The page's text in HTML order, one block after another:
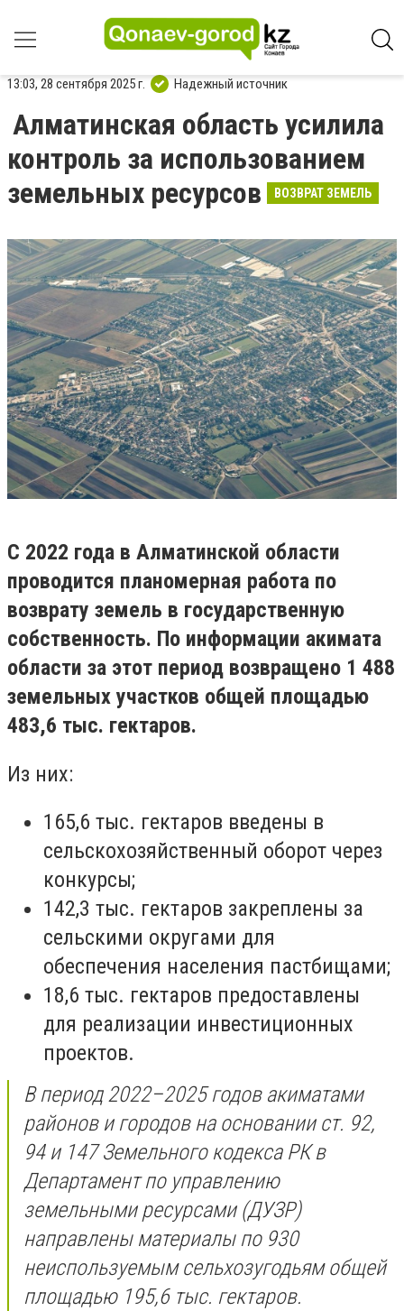
13:03, 28 сентября 2025 г. Надежный источник
Алматинская область усилила
контроль за использованием
земельных ресурсов
ВОЗВРАТ ЗЕМЕЛЬ
С 2022 года в Алматинской области
проводится планомерная работа по
возврату земель в государственную
собственность. По информации акимата
области за этот период возвращено 1 488
земельных участков общей площадью
483,6 тыс. гектаров.
Из них:
165,6 тыс. гектаров введены в
сельскохозяйственный оборот через
конкурсы;
142,3 тыс. гектаров закреплены за
сельскими округами для
обеспечения населения пастбищами;
18,6 тыс. гектаров предоставлены
для реализации инвестиционных
проектов.
В период 2022–2025 годов акиматами
районов и городов на основании ст. 92,
94 и 147 Земельного кодекса РК в
Департамент по управлению
земельными ресурсами (ДУЗР)
направлены материалы по 930
неиспользуемым сельхозугодьям общей
площадью 195,6 тыс. гектаров.